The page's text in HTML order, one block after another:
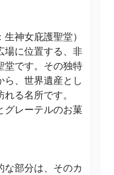
神女庇護聖堂）
場に位置する、非
堂です。その独特
ら、世界遺産とし
る名所です。
グレーテルのお菓
な部分は、そのカ